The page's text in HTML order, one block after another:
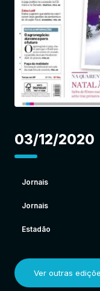
03/12/2020
Jornais
Jornais
Estadão
Ver outras